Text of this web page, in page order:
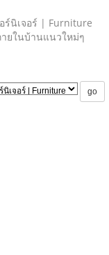
ร์นิเจอร์ | Furniture
ยในบ้านแนวใหม่ๆ